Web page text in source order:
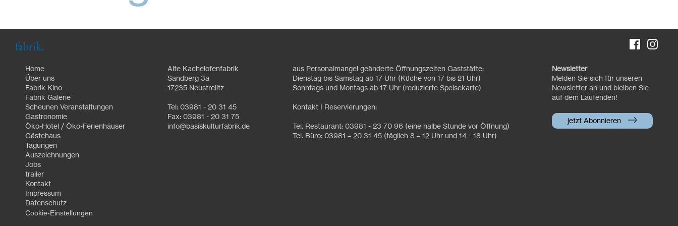
fabrik.
Home
Über uns
Fabrik Kino
Fabrik Galerie
Scheunen Veranstaltungen
Gastronomie
Öko-Hotel / Öko-Ferienhäuser
Gästehaus
Tagungen
Auszeichnungen
Jobs
trailer
Kontakt
Impressum
Datenschutz
Cookie-Einstellungen
Alte Kachelofenfabrik
Sandberg 3a
17235 Neustrelitz
Tel: 03981 - 20 31 45
Fax: 03981 - 20 31 75
info@basiskulturfabrik.de
aus Personalmangel geänderte Öffnungszeiten Gaststätte:
Dienstag bis Samstag ab 17 Uhr (Küche von 17 bis 21 Uhr)
Sonntags und Montags ab 17 Uhr (reduzierte Speisekarte)
Kontakt I Reservierungen:
Tel. Restaurant: 03981 - 23 70 96 (eine halbe Stunde vor Öffnung)
Tel. Büro: 03981 – 20 31 45 (täglich 8 – 12 Uhr und 14 - 18 Uhr)
Newsletter
Melden Sie sich für unseren
Newsletter an und bleiben Sie
auf dem Laufenden!
jetzt Abonnieren